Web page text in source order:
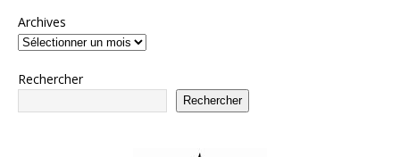
Archives
Rechercher
Rechercher